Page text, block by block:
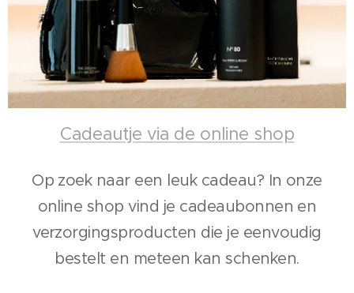
Cadeautje via de online shop
Op zoek naar een leuk cadeau? In onze
online shop vind je cadeaubonnen en
verzorgingsproducten die je eenvoudig
bestelt en meteen kan schenken.